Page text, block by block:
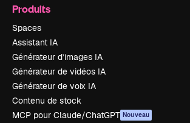
Produits
Spaces
Assistant IA
Générateur d’images IA
Générateur de vidéos IA
Générateur de voix IA
Contenu de stock
MCP pour Claude/ChatGPT Nouveau